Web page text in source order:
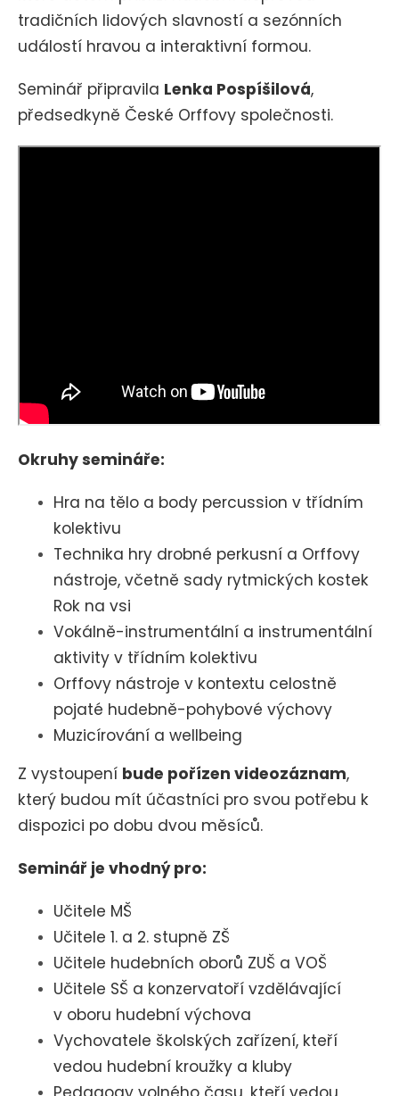
tradičních lidových slavností a sezónních
událostí hravou a interaktivní formou.
Seminář připravila Lenka Pospíšilová,
předsedkyně České Orffovy společnosti.
Okruhy semináře:
Hra na tělo a body percussion v třídním
kolektivu
Technika hry drobné perkusní a Orffovy
nástroje, včetně sady rytmických kostek
Rok na vsi
Vokálně-instrumentální a instrumentální
aktivity v třídním kolektivu
Orffovy nástroje v kontextu celostně
pojaté hudebně-pohybové výchovy
Muzicírování a wellbeing
Z vystoupení bude pořízen videozáznam,
který budou mít účastníci pro svou potřebu k
dispozici po dobu dvou měsíců.
Seminář je vhodný pro:
Učitele MŠ
Učitele 1. a 2. stupně ZŠ
Učitele hudebních oborů ZUŠ a VOŠ
Učitele SŠ a konzervatoří vzdělávající
v oboru hudební výchova
Vychovatele školských zařízení, kteří
vedou hudební kroužky a kluby